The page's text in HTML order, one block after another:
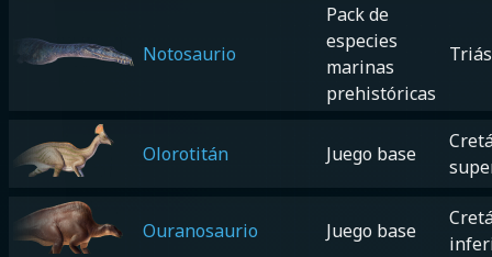
Notosaurio
Pack de
especies
marinas
prehistóricas
Olorotitán Juego base
Ouranosaurio Juego base